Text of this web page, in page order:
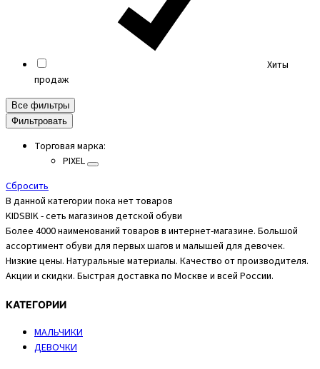
Хиты
продаж
Все фильтры
Фильтровать
Торговая марка:
PIXEL
Cбросить
В данной категории пока нет товаров
KIDSBIK - сеть магазинов детской обуви
Более 4000 наименований товаров в интернет-магазине. Большой
ассортимент обуви для первых шагов и малышей для девочек.
Низкие цены. Натуральные материалы. Качество от производителя.
Акции и скидки. Быстрая доставка по Москве и всей России.
КАТЕГОРИИ
МАЛЬЧИКИ
ДЕВОЧКИ